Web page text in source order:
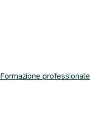
Formazione professionale